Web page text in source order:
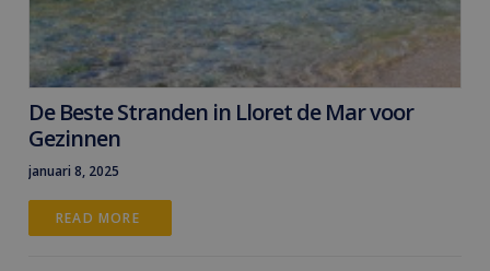
De Beste Stranden in Lloret de Mar voor
Gezinnen
januari 8, 2025
READ MORE